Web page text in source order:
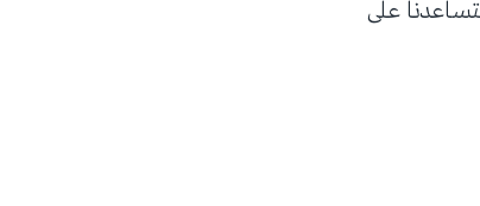
على